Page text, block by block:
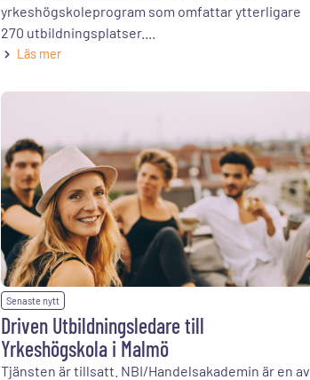
yrkeshögskoleprogram som omfattar ytterligare
270 utbildningsplatser....
Läs mer
Senaste nytt
Driven Utbildningsledare till
Yrkeshögskola i Malmö
Tjänsten är tillsatt. NBI/Handelsakademin är en av